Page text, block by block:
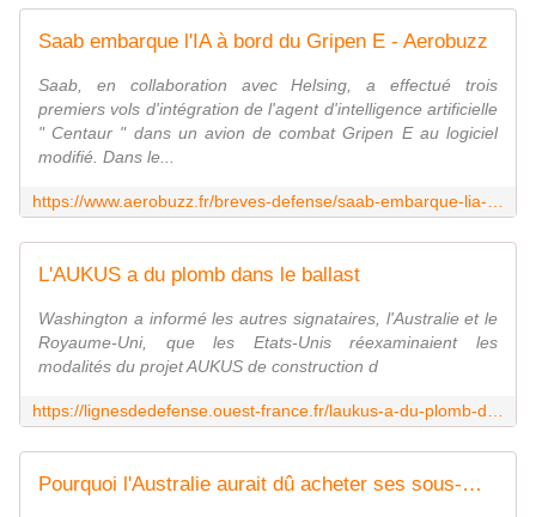
Saab embarque l'IA à bord du Gripen E - Aerobuzz
Saab, en collaboration avec Helsing, a effectué trois
premiers vols d'intégration de l'agent d'intelligence artificielle
" Centaur " dans un avion de combat Gripen E au logiciel
modifié. Dans le...
L'AUKUS a du plomb dans le ballast
Washington a informé les autres signataires, l'Australie et le
Royaume-Uni, que les Etats-Unis réexaminaient les
modalités du projet AUKUS de construction d
Pourquoi l'Australie aurait dû acheter ses sous-marins nucléaires à la France